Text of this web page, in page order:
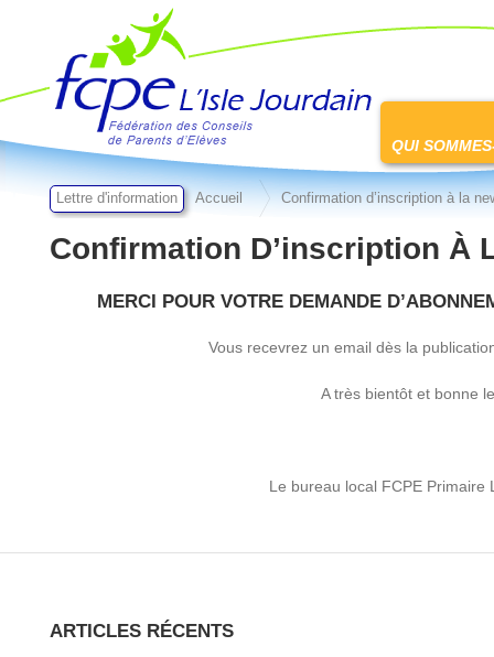
FCPE L'isle jourdain
au
contenu
QUI
Lettre d'information Accueil Confirmation d’inscription à la
Confirmation D’inscription À
MERCI POUR VOTRE DEMANDE
Vous recevrez un email dès la
A très bientôt et bonne
Le bureau local FCPE Primaire
ARTICLES RÉCENTS